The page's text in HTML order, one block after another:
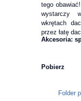
tego
wystarczy
wkrętach
przez łatę
Akcesoria:
Pobierz
Folder